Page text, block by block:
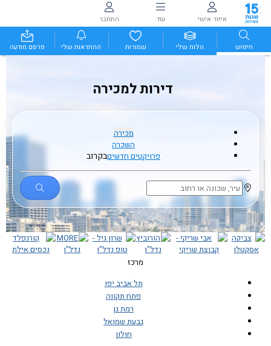
איזור אישי עוד התחבר
חיפוש הלוח שלי שמורות ההתראות שלי פרסם מודעה
דירות למכירה
מכירה
השכרה
פרויקטים חדשיםבקרוב
מרכז
תל אביב יפו
פתח תקווה
רמת גן
גבעת שמואל
חולון